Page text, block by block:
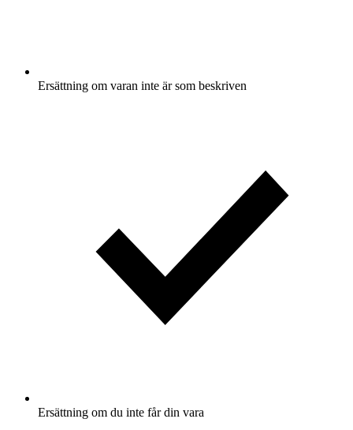
Ersättning om varan inte är som beskriven
Ersättning om du inte får din vara